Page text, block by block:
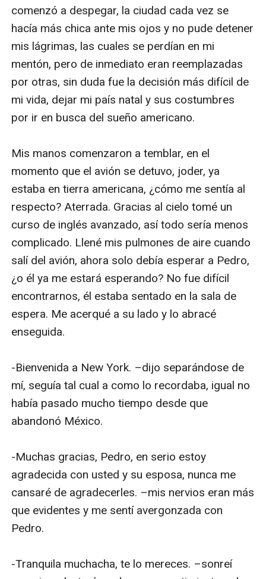
comenzó a despegar, la ciudad cada vez se
hacía más chica ante mis ojos y no pude detener
mis lágrimas, las cuales se perdían en mi
mentón, pero de inmediato eran reemplazadas
por otras, sin duda fue la decisión más difícil de
mi vida, dejar mi país natal y sus costumbres
por ir en busca del sueño americano.
Mis manos comenzaron a temblar, en el
momento que el avión se detuvo, joder, ya
estaba en tierra americana, ¿cómo me sentía al
respecto? Aterrada. Gracias al cielo tomé un
curso de inglés avanzado, así todo sería menos
complicado. Llené mis pulmones de aire cuando
salí del avión, ahora solo debía esperar a Pedro,
¿o él ya me estará esperando? No fue difícil
encontrarnos, él estaba sentado en la sala de
espera. Me acerqué a su lado y lo abracé
enseguida.
-Bienvenida a New York. –dijo separándose de
mí, seguía tal cual a como lo recordaba, igual no
había pasado mucho tiempo desde que
abandonó México.
-Muchas gracias, Pedro, en serio estoy
agradecida con usted y su esposa, nunca me
cansaré de agradecerles. –mis nervios eran más
que evidentes y me sentí avergonzada con
Pedro.
-Tranquila muchacha, te lo mereces. –sonreí